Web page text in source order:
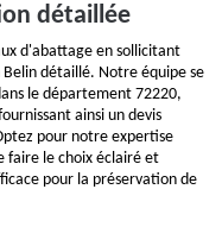
détaillée
d'abattage en sollicitant
Belin détaillé. Notre équipe se
le département 72220,
ainsi un devis
pour notre expertise
faire le choix éclairé et
pour la préservation de